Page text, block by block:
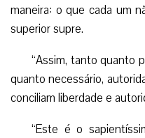
maneira: o que cada um
superior supre.
“Assim, tanto quanto
quanto necessário,
conciliam liberdade e
“Este é o